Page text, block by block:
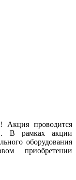
Акция проводится
В рамках акции
оборудования
приобретении